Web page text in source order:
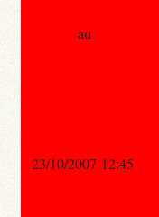
au
23/10/2007 12:45